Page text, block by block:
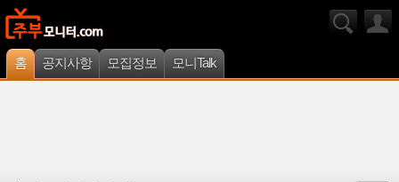
홈 공지사항 모집정보 모니Talk